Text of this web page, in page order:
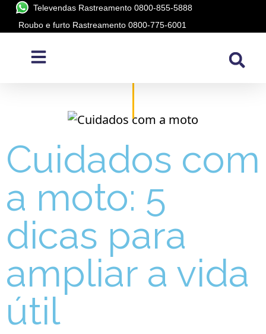
Televendas Rastreamento 0800-855-5888
Roubo e furto Rastreamento 0800-775-6001
Cuidados com
a moto: 5
dicas para
ampliar a vida
útil